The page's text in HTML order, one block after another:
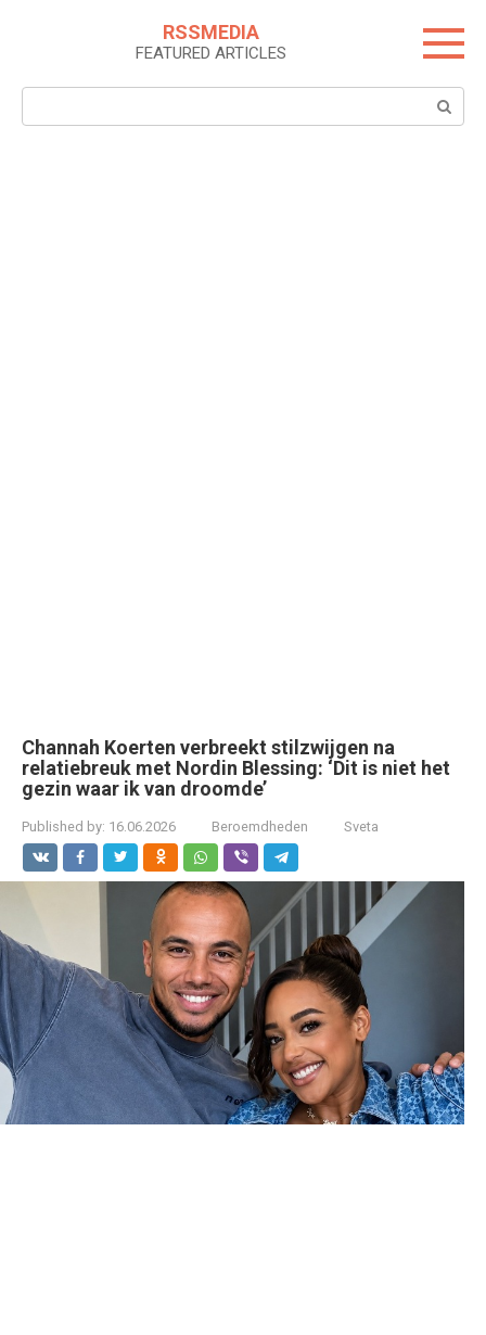
RSSMEDIA
FEATURED ARTICLES
Search:
Channah Koerten verbreekt stilzwijgen na
relatiebreuk met Nordin Blessing: ‘Dit is niet het
gezin waar ik van droomde’
Published by: 16.06.2026 Beroemdheden Sveta